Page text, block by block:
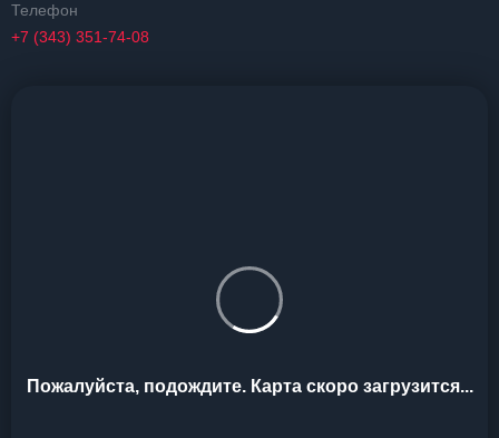
Телефон
+7 (343) 351-74-08
Пожалуйста, подождите. Карта скоро загрузится...